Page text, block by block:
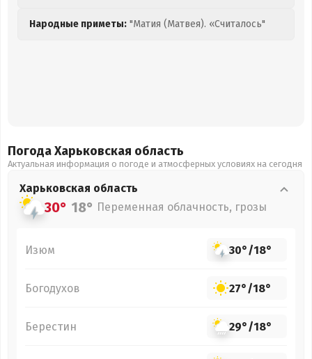
Народные приметы: "Матия (Матвея). «Считалось"
Погода Харьковская область
Актуальная информация о погоде и атмосферных условиях на сегодня
Харьковская область
30° 18° Переменная облачность, грозы
Изюм 30°/18°
Богодухов 27°/18°
Берестин 29°/18°